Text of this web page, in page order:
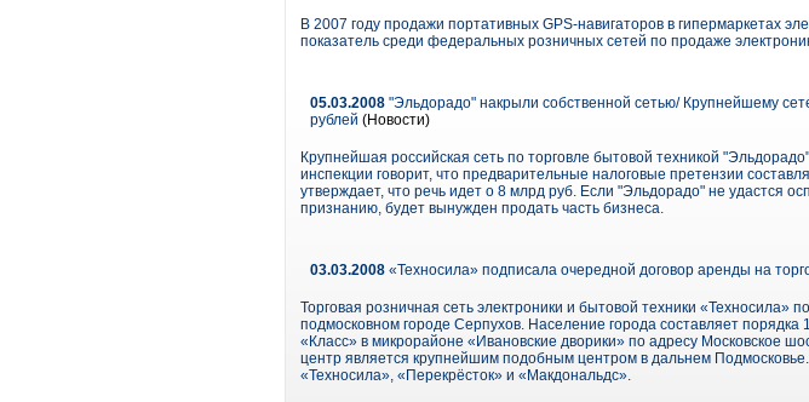
В 2007 году продажи портативных GPS-навигаторов в гипермаркетах
показатель среди федеральных розничных сетей по продаже
05.03.2008 "Эльдорадо" накрыли собственной сетью/ Крупнейшему
рублей (Новости)
Крупнейшая российская сеть по торговле бытовой техникой
инспекции говорит, что предварительные налоговые претензии
утверждает, что речь идет о 8 млрд руб. Если "Эльдорадо" не удастся
признанию, будет вынужден продать часть бизнеса.
03.03.2008 «Техносила» подписала очередной договор аренды на
Торговая розничная сеть электроники и бытовой техники
подмосковном городе Серпухов. Население города составляет
«Класс» в микрорайоне «Ивановские дворики» по адресу Московское
центр является крупнейшим подобным центром в дальнем
«Техносила», «Перекрёсток» и «Макдональдс».